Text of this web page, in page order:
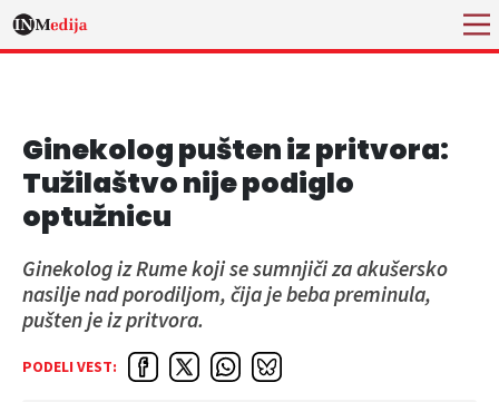
Ginekolog pušten iz pritvora:
Tužilaštvo nije podiglo
optužnicu
Ginekolog iz Rume koji se sumnjiči za akušersko
nasilje nad porodiljom, čija je beba preminula,
pušten je iz pritvora.
PODELI VEST: